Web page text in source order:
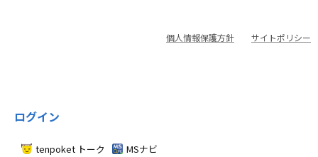
個人情報保護方針 サイトポリシー
ログイン
tenpoket トーク MSナビ